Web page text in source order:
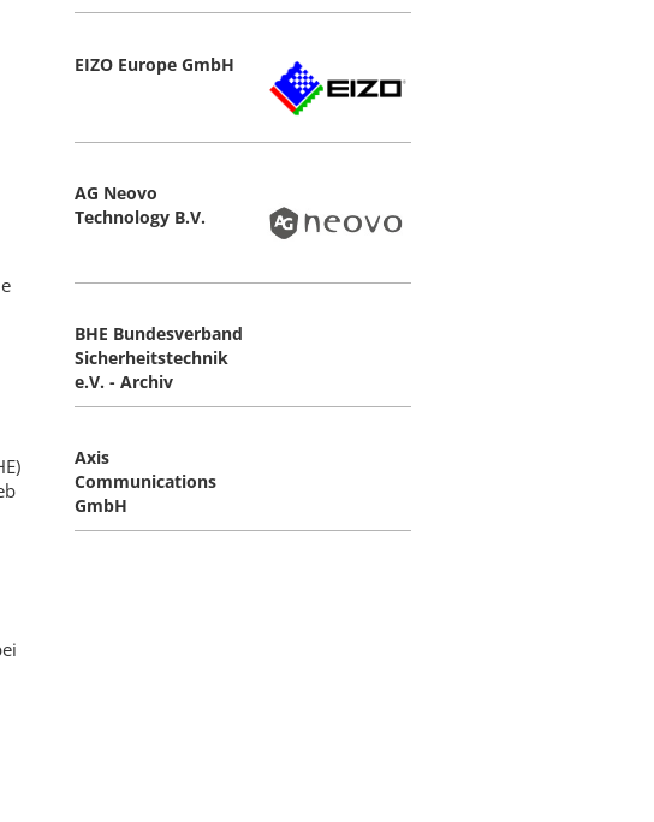
EIZO Europe GmbH
AG Neovo
Technology B.V.
BHE Bundesverband
Sicherheitstechnik
e.V. - Archiv
Axis
Communications
GmbH